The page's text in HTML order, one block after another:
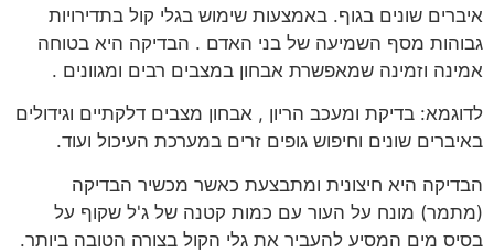
איברים שונים בגוף. באמצעות שימוש בגלי קול בתדירויות
גבוהות מסף השמיעה של בני האדם . הבדיקה היא בטוחה
אמינה וזמינה שמאפשרת אבחון במצבים רבים ומגוונים .
לדוגמא: בדיקת ומעכב הריון , אבחון מצבים דלקתיים וגידולים
באיברים שונים וחיפוש גופים זרים במערכת העיכול ועוד.
הבדיקה היא חיצונית ומתבצעת כאשר מכשיר הבדיקה
(מתמר) מונח על העור עם כמות קטנה של ג'ל שקוף על
בסיס מים המסיע להעביר את גלי הקול בצורה הטובה ביותר.